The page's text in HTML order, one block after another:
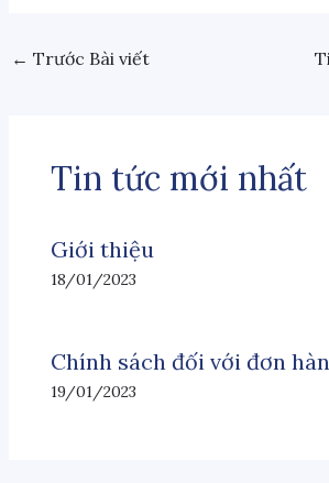
← Trước Bài viết
Tin tức mới nhất
Giới thiệu
18/01/2023
Chính sách đối với đơn
19/01/2023